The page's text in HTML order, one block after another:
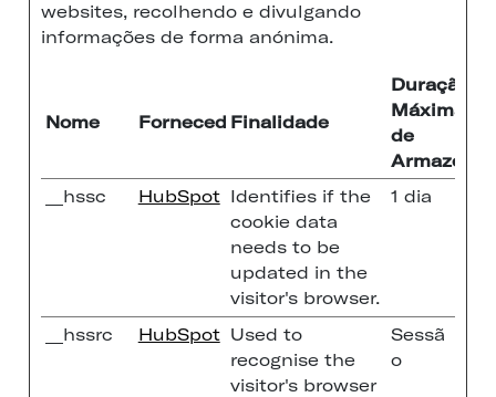
websites, recolhendo e divulgando
informações de forma anónima.
Nome FornecedorFinalidade
Duração
Máxima
de
__hssc
HubSpot Identifies if the
cookie data
needs to be
updated in the
visitor's browser.
1 dia
__hssrc HubSpot Used to
recognise the
visitor's browser
Sessã
o